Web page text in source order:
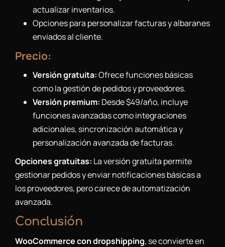
actualizar inventarios.
Opciones para personalizar facturas y albaranes
enviados al cliente.
Precio:
Versión gratuita:Ofrece funciones básicas
como la gestión de pedidos y proveedores.
Versión premium: Desde $49/año, incluye
funciones avanzadas como integraciones
adicionales, sincronización automática y
personalización avanzada de facturas.
Opciones gratuitas: La versión gratuita permite
gestionar pedidos y enviar notificaciones básicas a
los proveedores, pero carece de automatización
avanzada.
Conclusión
WooCommerce con dropshipping, se convierte en